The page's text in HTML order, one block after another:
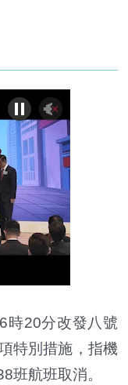
20分改發八號
特別措施，指機
班航班取消。